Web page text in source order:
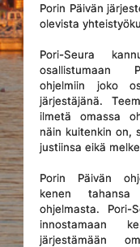
Porin Päivän
olevista
Pori-Seura
osallistumaan
ohjelmiin joko
järjestäjänä.
ilmetä omassa
näin kuitenkin on,
justiinsa eikä
Porin Päivän
kenen tahansa
ohjelmasta. Pori-
innostamaan
järjestämään